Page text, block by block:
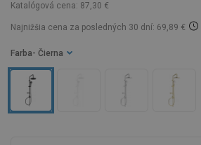
Katalógová cena: 87,30 €
Najnižšia cena za posledných 30 dní: 69,89 €
Farba - Čierna